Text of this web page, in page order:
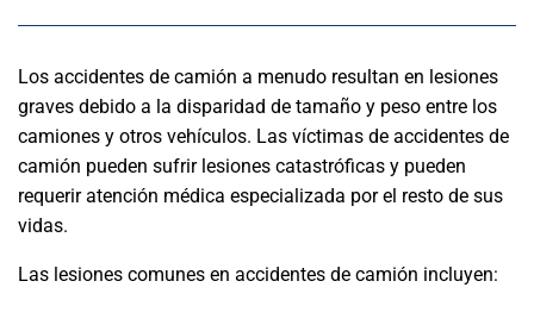
Los accidentes de camión a menudo resultan en lesiones
graves debido a la disparidad de tamaño y peso entre los
camiones y otros vehículos. Las víctimas de accidentes de
camión pueden sufrir lesiones catastróficas y pueden
requerir atención médica especializada por el resto de sus
vidas.
Las lesiones comunes en accidentes de camión incluyen: